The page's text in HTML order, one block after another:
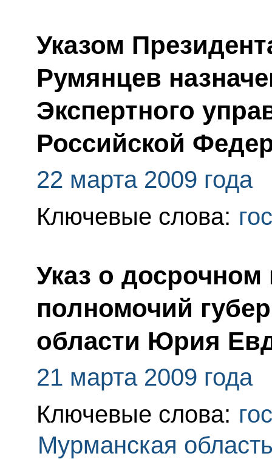
Указом
Румянцев
Экспертного
Российской
22 марта 2009 года
Ключевые слова:
Указ о
полномочий
области Юрия
21 марта 2009 года
Ключевые слова:
Мурманская